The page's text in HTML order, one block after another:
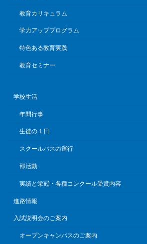
教育カリキュラム
学力アッププログラム
特色ある教育実践
教育セミナー
学校生活
年間行事
生徒の１日
スクールバスの運行
部活動
実績と栄冠・各種コンクール受賞内容
進路情報
入試説明会のご案内
オープンキャンパスのご案内